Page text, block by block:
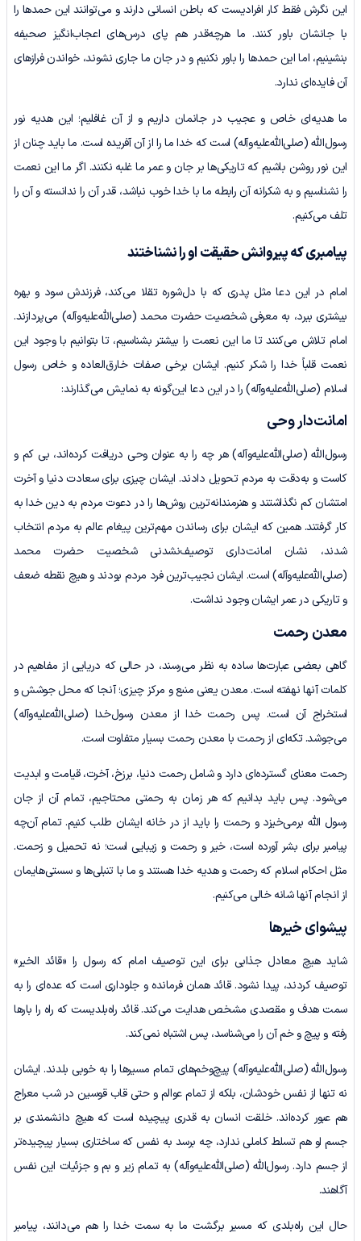
این نگرش فقط کار افرادیست که باطن انسانی دارند و می‌توانند این حمدها را
با جانشان باور کنند. ما هرچه‌قدر هم پای درس‌های اعجاب‌انگیز صحیفه
بنشینیم، اما این حمدها را باور نکنیم و در جان ما جاری نشوند، خواندن فرازهای
آن فایده‌ای ندارد.
ما هدیه‌ای خاص و عجیب در جانمان داریم و از آن غافلیم؛ این هدیه نور
رسول‌الله (صلی‌الله‌علیه‌وآله) است که خدا ما را از آن آفریده است. ما باید چنان از
این نور روشن باشیم که تاریکی‌ها بر جان و عمر ما غلبه نکنند. اگر ما این نعمت
را نشناسیم و به شکرانه آن رابطه ما با خدا خوب نباشد، قدر آن را ندانسته و آن را
تلف می‌کنیم.
پیامبری که پیروانش حقیقت او را نشناختند
امام در این دعا مثل پدری که با دل‌شوره تقلا می‌کند، فرزندش سود و بهره
بیشتری ببرد، به معرفی شخصیت حضرت محمد (صلی‌الله‌علیه‌وآله) می‌پردازند.
امام تلاش می‌کنند تا ما این نعمت را بیشتر بشناسیم، تا بتوانیم با وجود این
نعمت قلباً خدا را شکر کنیم. ایشان برخی صفات خارق‌العاده و خاص رسول
اسلام (صلی‌الله‌علیه‌وآله) را در این دعا این‌گونه به نمایش می‌گذارند:
امانت‌دار وحی
رسول‌الله (صلی‌الله‌علیه‌وآله) هر چه را به عنوان وحی دریافت کرده‌اند، بی کم و
کاست و به‌دقت به مردم تحویل دادند. ایشان چیزی برای سعادت دنیا و آخرت
امتشان کم نگذاشتند و هنرمندانه‌ترین روش‌ها را در دعوت مردم به دین خدا به
کار گرفتند. همین‌ که ایشان برای رساندن مهم‌ترین پیغام عالم به مردم انتخاب
شدند، نشان امانت‌داری توصیف‌نشدنی شخصیت حضرت محمد
(صلی‌الله‌علیه‌وآله) است. ایشان نجیب‌ترین فرد مردم بودند و هیچ نقطه ضعف
و تاریکی در عمر ایشان وجود نداشت.
معدن رحمت
گاهی بعضی عبارت‌ها ساده به نظر می‌رسند، در حالی که دریایی از مفاهیم در
کلمات آنها نهفته است. معدن یعنی منبع و مرکز چیزی؛ آنجا که محل جوشش و
استخراج آن است. پس رحمت خدا از معدن رسول‌خدا (صلی‌الله‌علیه‌وآله)
می‌جوشد. تکه‌ای از رحمت با معدن رحمت بسیار متفاوت است.
رحمت معنای گسترده‌ای دارد و شامل رحمت دنیا، برزخ، آخرت، قیامت و ابدیت
می‌شود. پس باید بدانیم که هر زمان به رحمتی محتاجیم، تمام آن از جان
رسول الله برمی‌خیزد و رحمت را باید از در خانه ایشان طلب کنیم. تمام آن‌چه
پیامبر برای بشر آورده است، خیر و رحمت و زیبایی است؛ نه تحمیل و زحمت.
مثل احکام اسلام که رحمت و هدیه خدا هستند و ما با تنبلی‌ها و سستی‌هایمان
از انجام آنها شانه خالی می‌کنیم.
پیشوای خیرها
شاید هیچ معادل جذابی برای این توصیف امام که رسول را «قائد الخیر»
توصیف کردند، پیدا نشود. قائد همان فرمانده و جلوداری است که عده‌ای را به
سمت هدف و مقصدی مشخص هدایت می‌کند. قائد راه‌بلدیست که راه را بارها
رفته و پیچ و خم آن را می‌شناسد، پس اشتباه نمی‌کند.
رسول‌الله (صلی‌الله‌علیه‌وآله) پیچ‌وخم‌های تمام مسیرها را به خوبی بلدند. ایشان
نه تنها از نفس خودشان، بلکه از تمام عوالم و حتی قاب قوسین در شب معراج
هم عبور کرده‌اند. خلقت انسان به قدری پیچیده است که هیچ دانشمندی بر
جسم او هم تسلط کاملی ندارد، چه برسد به نفس که ساختاری بسیار پیچیده‌تر
از جسم دارد. رسول‌الله (صلی‌الله‌علیه‌وآله) به تمام زیر و بم و جزئیات این نفس
آگاهند.
حال این راه‌بلدی که مسیر برگشت ما به سمت خدا را هم می‌دانند، پیامبر